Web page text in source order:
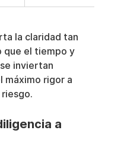
la claridad tan
que el tiempo y
inviertan
máximo rigor a
riesgo.
a